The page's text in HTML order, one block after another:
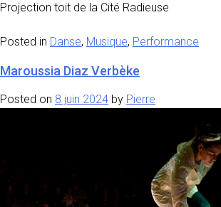
Projection toit de la Cité Radieuse
Posted in Danse, Musique, Performance
Maroussia Diaz Verbèke
Posted on 8 juin 2024 by Pierre